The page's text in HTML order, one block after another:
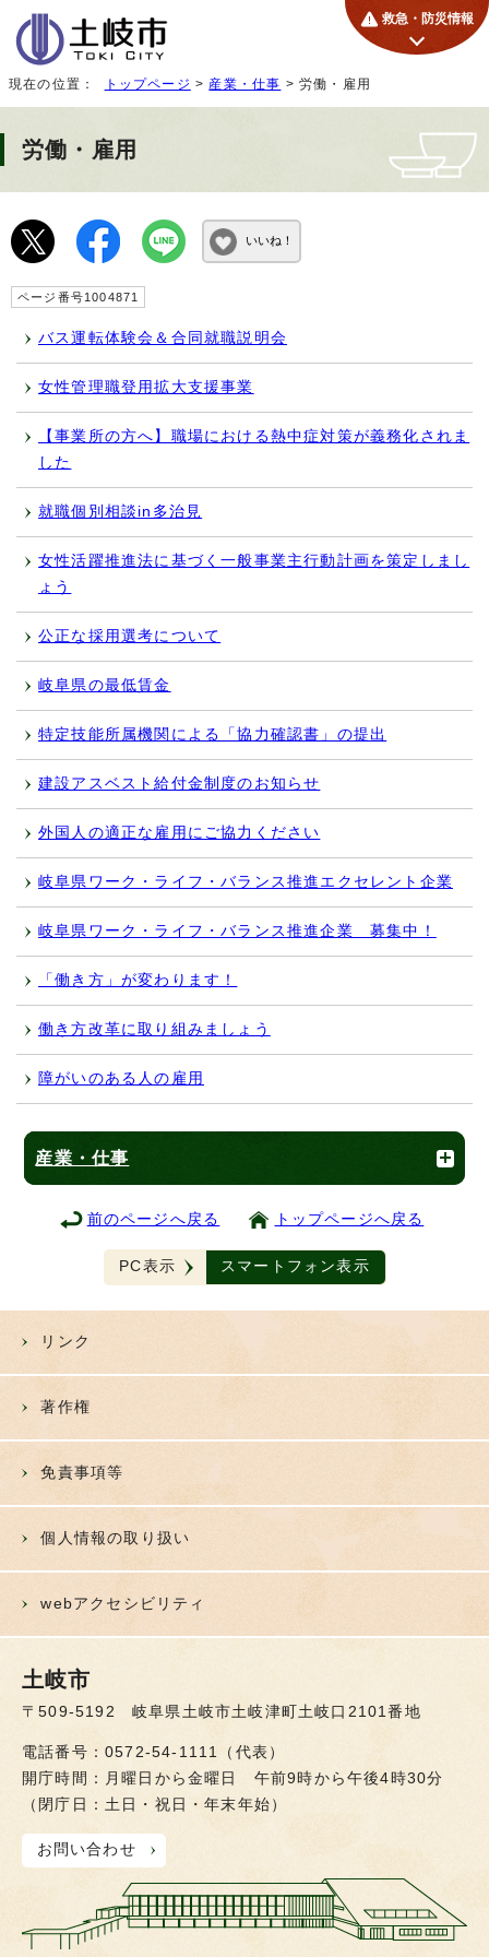
救急・防災情報
現在の位置： トップページ > 産業・仕事 > 労働・雇用
労働・雇用
いいね！
ページ番号1004871
バス運転体験会＆合同就職説明会
女性管理職登用拡大支援事業
【事業所の方へ】職場における熱中症対策が義務化されま
した
就職個別相談in多治見
女性活躍推進法に基づく一般事業主行動計画を策定しまし
ょう
公正な採用選考について
岐阜県の最低賃金
特定技能所属機関による「協力確認書」の提出
建設アスベスト給付金制度のお知らせ
外国人の適正な雇用にご協力ください
岐阜県ワーク・ライフ・バランス推進エクセレント企業
岐阜県ワーク・ライフ・バランス推進企業 募集中！
「働き方」が変わります！
働き方改革に取り組みましょう
障がいのある人の雇用
産業・仕事
前のページへ戻る トップページへ戻る
PC表示 スマートフォン表示
リンク
著作権
免責事項等
個人情報の取り扱い
webアクセシビリティ
土岐市
〒509-5192 岐阜県土岐市土岐津町土岐口2101番地
電話番号：0572-54-1111（代表）
開庁時間：月曜日から金曜日 午前9時から午後4時30分
（閉庁日：土日・祝日・年末年始）
お問い合わせ